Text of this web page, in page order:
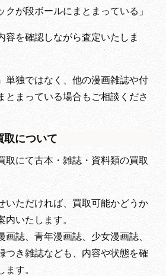
クが段ボールにまとまっている」
容を確認しながら査定いたしま
単独ではなく、他の漫画雑誌や付
とまっている場合もご相談くださ
取について
取にて古本・雑誌・資料類の買取
いただければ、買取可能かどうか
内いたします。
画誌、青年漫画誌、少女漫画誌、
つき雑誌なども、内容や状態を確
す。